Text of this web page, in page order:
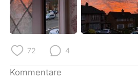
Indonesia Italiano
Türkçe Tiếng Việt
Português
72 4
Kommentare